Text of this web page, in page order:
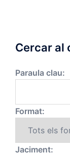
Cercar al
Paraula clau:
Format:
Jaciment: